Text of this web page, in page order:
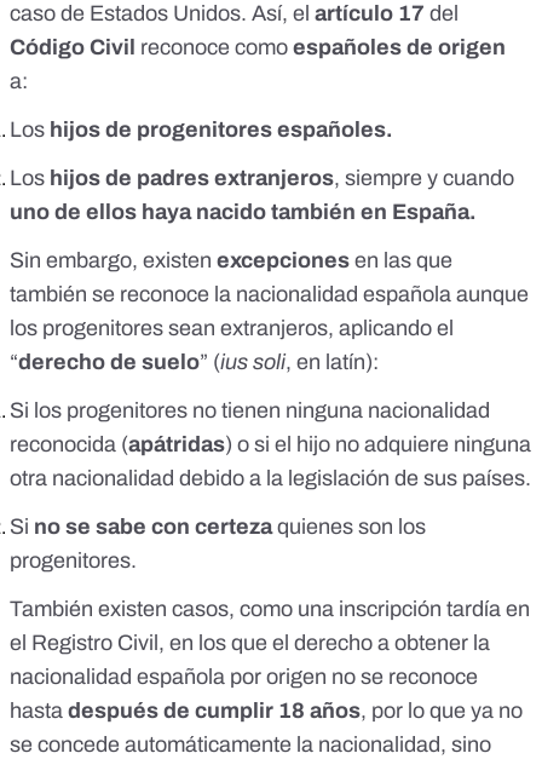
caso de Estados Unidos. Así, el artículo 17 del
Código Civil reconoce como españoles de origen
a:
Los hijos de progenitores españoles.
Los hijos de padres extranjeros, siempre y cuando
uno de ellos haya nacido también en España.
Sin embargo, existen excepciones en las que
también se reconoce la nacionalidad española aunque
los progenitores sean extranjeros, aplicando el
“derecho de suelo” (ius soli, en latín):
Si los progenitores no tienen ninguna nacionalidad
reconocida (apátridas) o si el hijo no adquiere ninguna
otra nacionalidad debido a la legislación de sus países.
Si no se sabe con certezaquienes son los
progenitores.
También existen casos, como una inscripción tardía en
el Registro Civil, en los que el derecho a obtener la
nacionalidad española por origen no se reconoce
hasta después de cumplir 18 años, por lo que ya no
se concede automáticamente la nacionalidad, sino